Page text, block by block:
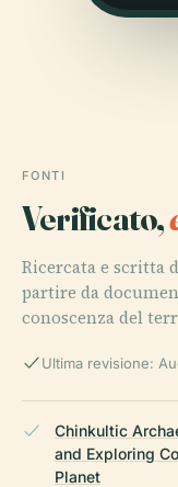
FONTI
Verificato,
Ricercata e scritta
partire da
conoscenza del
Ultima revisione:
Chinkultic
and Exploring
Planet